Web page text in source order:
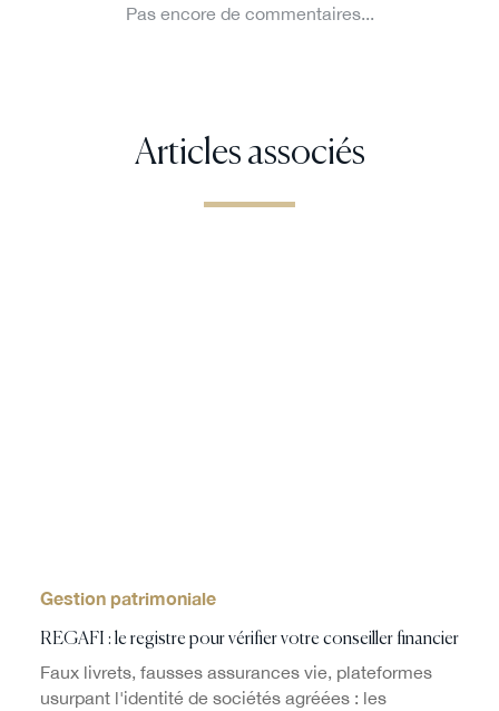
Articles associés
Gestion patrimoniale
REGAFI : le registre pour vérifier votre conseiller financier
Faux livrets, fausses assurances vie, plateformes
usurpant l'identité de sociétés agréées : les